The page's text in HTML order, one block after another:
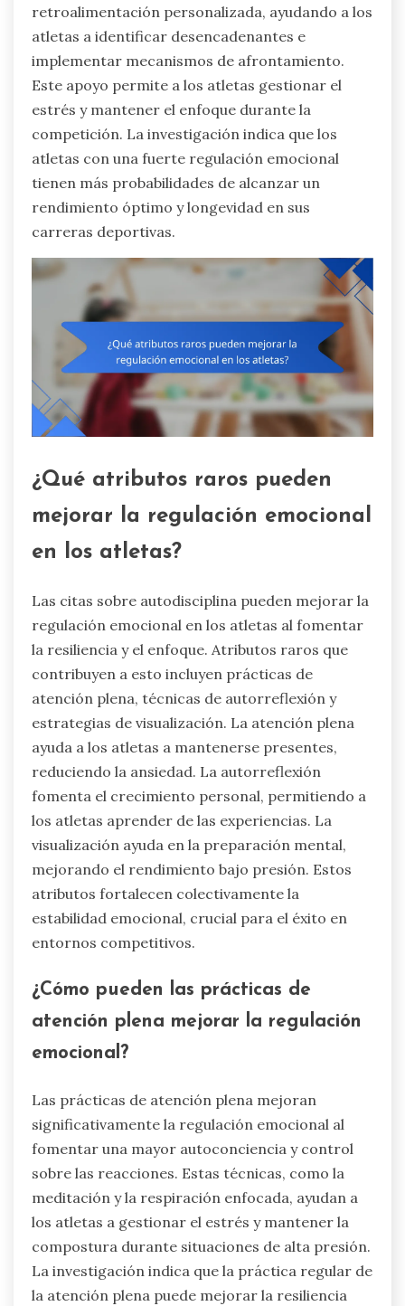
retroalimentación personalizada, ayudando a los
atletas a identificar desencadenantes e
implementar mecanismos de afrontamiento.
Este apoyo permite a los atletas gestionar el
estrés y mantener el enfoque durante la
competición. La investigación indica que los
atletas con una fuerte regulación emocional
tienen más probabilidades de alcanzar un
rendimiento óptimo y longevidad en sus
carreras deportivas.
¿Qué atributos raros pueden
mejorar la regulación emocional
en los atletas?
Las citas sobre autodisciplina pueden mejorar la
regulación emocional en los atletas al fomentar
la resiliencia y el enfoque. Atributos raros que
contribuyen a esto incluyen prácticas de
atención plena, técnicas de autorreflexión y
estrategias de visualización. La atención plena
ayuda a los atletas a mantenerse presentes,
reduciendo la ansiedad. La autorreflexión
fomenta el crecimiento personal, permitiendo a
los atletas aprender de las experiencias. La
visualización ayuda en la preparación mental,
mejorando el rendimiento bajo presión. Estos
atributos fortalecen colectivamente la
estabilidad emocional, crucial para el éxito en
entornos competitivos.
¿Cómo pueden las prácticas de
atención plena mejorar la regulación
emocional?
Las prácticas de atención plena mejoran
significativamente la regulación emocional al
fomentar una mayor autoconciencia y control
sobre las reacciones. Estas técnicas, como la
meditación y la respiración enfocada, ayudan a
los atletas a gestionar el estrés y mantener la
compostura durante situaciones de alta presión.
La investigación indica que la práctica regular de
la atención plena puede mejorar la resiliencia